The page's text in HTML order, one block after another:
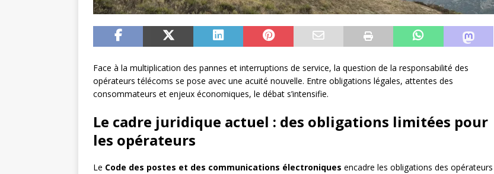
Face à la multiplication des pannes et interruptions de service, la question de la responsabilité des
opérateurs télécoms se pose avec une acuité nouvelle. Entre obligations légales, attentes des
consommateurs et enjeux économiques, le débat s’intensifie.
Le cadre juridique actuel : des obligations limitées pour
les opérateurs
Le Code des postes et des communications électroniques encadre les obligations des opérateurs